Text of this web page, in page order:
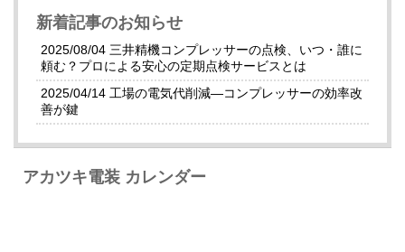
新着記事のお知らせ
2025/08/04 三井精機コンプレッサーの点検、いつ・誰に
頼む？プロによる安心の定期点検サービスとは
2025/04/14 工場の電気代削減—コンプレッサーの効率改
善が鍵
アカツキ電装 カレンダー